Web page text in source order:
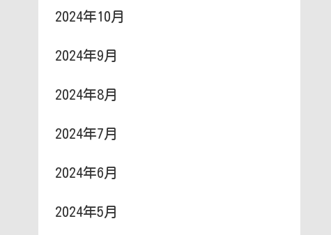
2024年10月
2024年9月
2024年8月
2024年7月
2024年6月
2024年5月